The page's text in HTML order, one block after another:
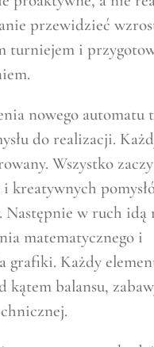
przewidzieć
turniejem i
nowego automatu
do realizacji.
Wszystko
kreatywnych
w ruch idą
matematycznego i
grafiki. Każdy
kątem balansu,